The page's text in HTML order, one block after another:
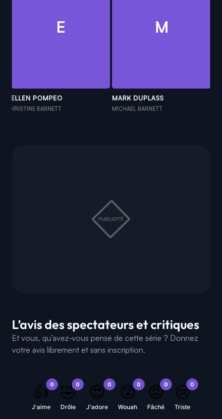
E
ELLEN POMPEO
KRISTINE BARNETT
M
MARK DUPLASS
MICHAEL BARNETT
L’avis des spectateurs et critiques
Et vous, qu’avez-vous pensé de cette série ? Donnez
votre avis librement et sans inscription.
0
👍
J'aime
0
🤣
Drôle
0
😍
J'adore
0
😲
Wouah
0
😡
Fâché
0
😢
Triste